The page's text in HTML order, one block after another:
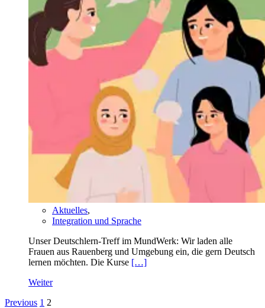
Aktuelles,
Integration und Sprache
Unser Deutschlern-Treff im MundWerk: Wir laden alle
Frauen aus Rauenberg und Umgebung ein, die gern Deutsch
lernen möchten. Die Kurse […]
Weiter
Previous 1 2